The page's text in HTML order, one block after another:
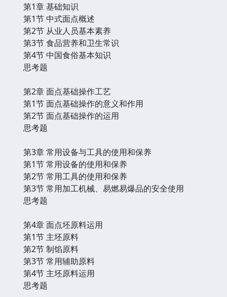
第1章 基础知识
第1节 中式面点概述
第2节 从业人员基本素养
第3节 食品营养和卫生常识
第4节 中国食俗基本知识
思考题
第2章 面点基础操作工艺
第1节 面点基础操作的意义和作用
第2节 面点基础操作的运用
思考题
第3章 常用设备与工具的使用和保养
第1节 常用设备的使用和保养
第2节 常用工具的使用和保养
第3节 常用加工机械、易燃易爆品的安全使用
思考题
第4章 面点坯原料运用
第1节 主坯原料
第2节 制馅原料
第3节 常用辅助原料
第4节 主坯原料运用
思考题